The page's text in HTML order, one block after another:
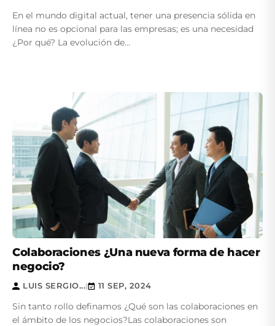
En el mundo digital actual, tener una presencia sólida en
línea no es opcional para las empresas; es una necesidad
¿Por qué? La evolución de...
Colaboraciones ¿Una nueva forma de hacer
negocio?
LUIS SERGIO...| 11 SEP, 2024
Sin tanto rollo definamos ¿Qué son las colaboraciones en
el ámbito de los negocios?Las colaboraciones son